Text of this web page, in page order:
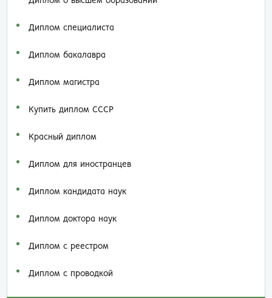
Диплом специалиста
Диплом бакалавра
Диплом магистра
Купить диплом СССР
Красный диплом
Диплом для иностранцев
Диплом кандидата наук
Диплом доктора наук
Диплом с реестром
Диплом с проводкой